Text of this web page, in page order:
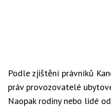
Podle zjištění právníků
práv provozovatelé
Naopak rodiny nebo lidé